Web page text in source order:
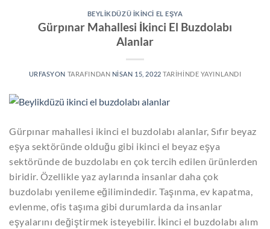
BEYLIKDÜZÜ İKINCI EL EŞYA
Gürpınar Mahallesi İkinci El Buzdolabı
Alanlar
URFASYON TARAFINDAN NISAN 15, 2022 TARIHINDE YAYINLANDI
Gürpınar mahallesi ikinci el buzdolabı alanlar, Sıfır beyaz
eşya sektöründe olduğu gibi ikinci el beyaz eşya
sektöründe de buzdolabı en çok tercih edilen ürünlerden
biridir. Özellikle yaz aylarında insanlar daha çok
buzdolabı yenileme eğilimindedir. Taşınma, ev kapatma,
evlenme, ofis taşıma gibi durumlarda da insanlar
eşyalarını değiştirmek isteyebilir. İkinci el buzdolabı alım